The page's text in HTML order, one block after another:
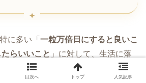
に多い「 一粒万倍日にすると良いこ
らいいこと 」に対して、生活に落
とめます。ポイントは、
小さく始め
目次へ トップ 人気記事